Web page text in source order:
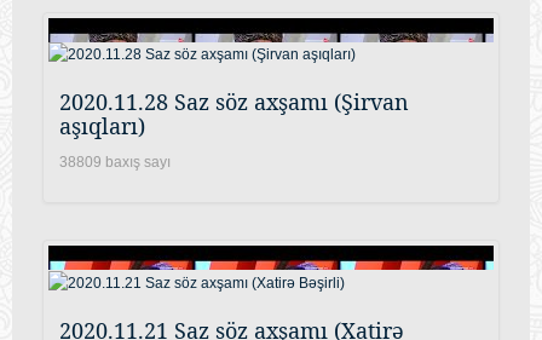
2020.11.28 Saz söz axşamı (Şirvan
aşıqları)
38809 baxış sayı
2020.11.21 Saz söz axşamı (Xatirə